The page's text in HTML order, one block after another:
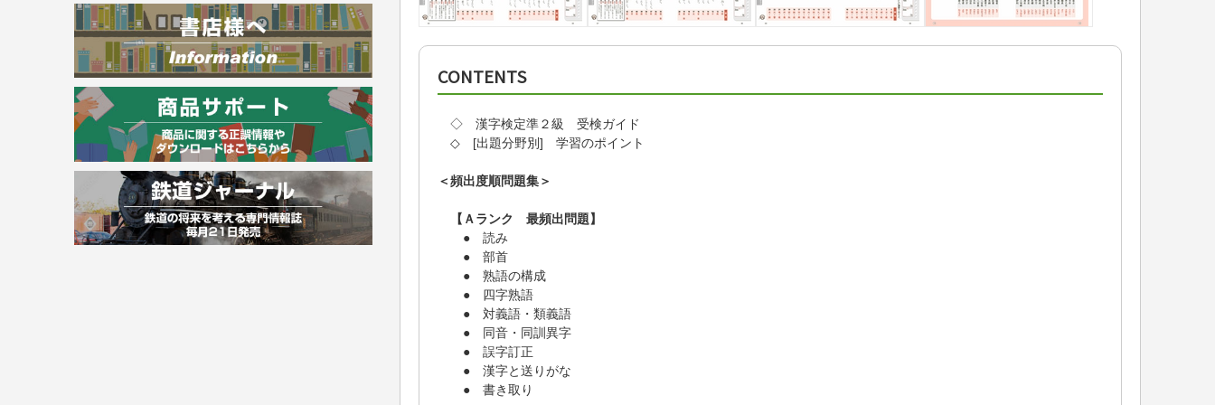
危険物取扱者
消防設備士
登録販売者
その他資格試験
CONTENTS
◇ 漢字検定準２級 受検ガイド
◇ [出題分野別] 学習のポイント
＜頻出度順問題集＞
【Ａランク 最頻出問題】
● 読み
● 部首
● 熟語の構成
● 四字熟語
● 対義語・類義語
● 同音・同訓異字
● 誤字訂正
● 漢字と送りがな
● 書き取り